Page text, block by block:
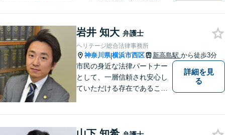
岩井 知大 弁護士
ヘリテージ総合法律事務所
神奈川県|横浜市西区 新高島駅 から徒歩3分
市民の身近な法律パートナー
として、一層信頼され安心し
ていただける存在であること
詳細を見
る